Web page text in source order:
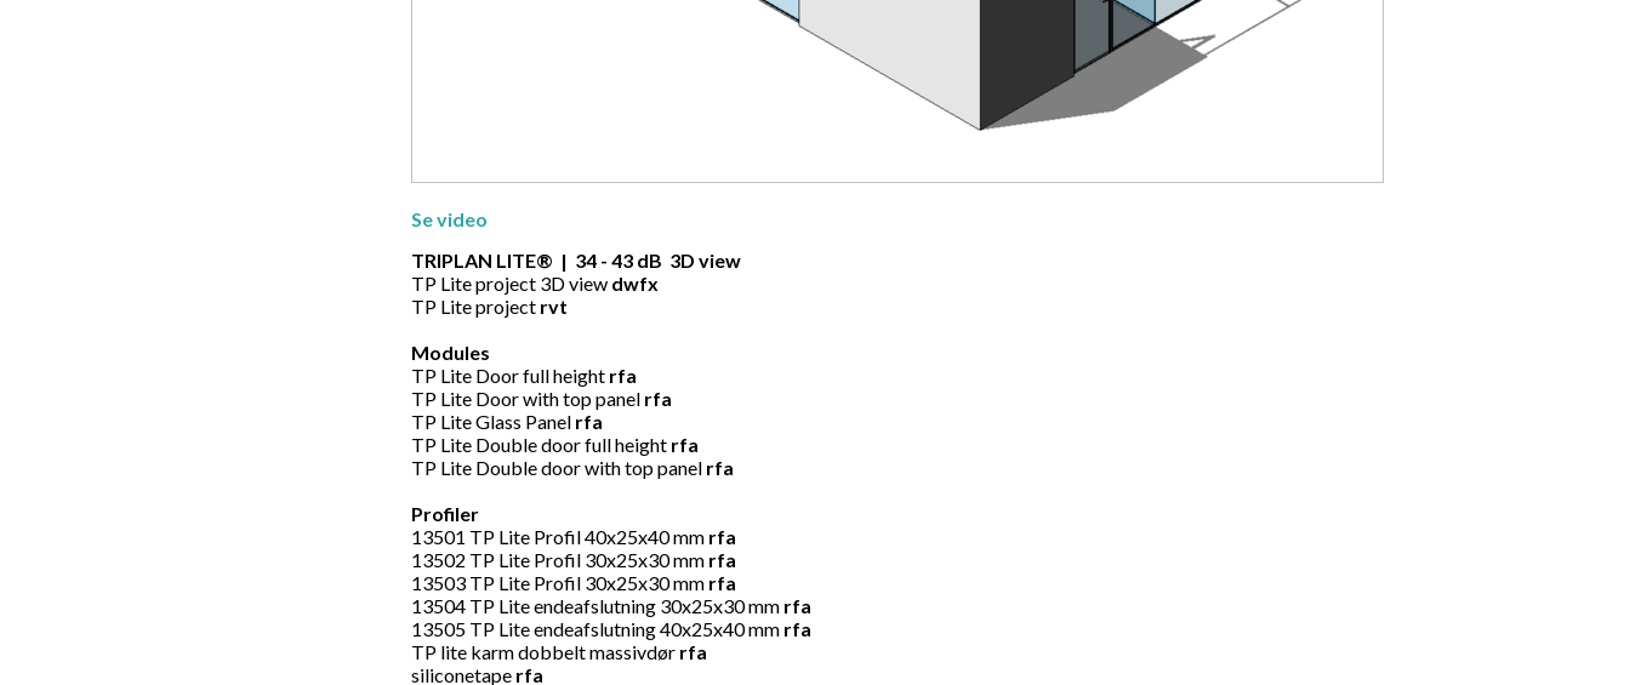
Sevideo
TRIPLAN LITE® | 34 - 43 dB 3D view
TP Lite project 3D view dwfx
TP Lite project rvt
Modules
TP Lite Door full height rfa
TP Lite Door with top panel rfa
TP Lite Glass Panel rfa
TP Lite Double door full height rfa
TP Lite Double door with top panel rfa
Profiler
13501 TP Lite Profil 40x25x40 mm rfa
13502 TP Lite Profil 30x25x30 mm rfa
13503 TP Lite Profil 30x25x30 mm rfa
13504 TP Lite endeafslutning 30x25x30 mm rfa
13505 TP Lite endeafslutning 40x25x40 mm rfa
TP lite karm dobbelt massivdør rfa
siliconetape rfa